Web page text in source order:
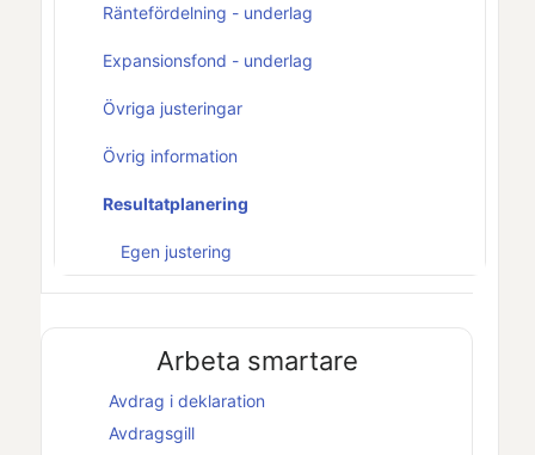
Räntefördelning - underlag
Expansionsfond - underlag
Övriga justeringar
Övrig information
Resultatplanering
Egen justering
Arbeta smartare
Avdrag i deklaration
Avdragsgill